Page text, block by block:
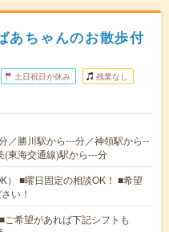
あちゃんのお散歩付
土日祝日が休み 残業なし
／勝川駅から---分／神領駅から--
(東海交通線)駅から---分
） ■曜日固定の相談OK！ ■希望
い！
希望があれば下記シフトも